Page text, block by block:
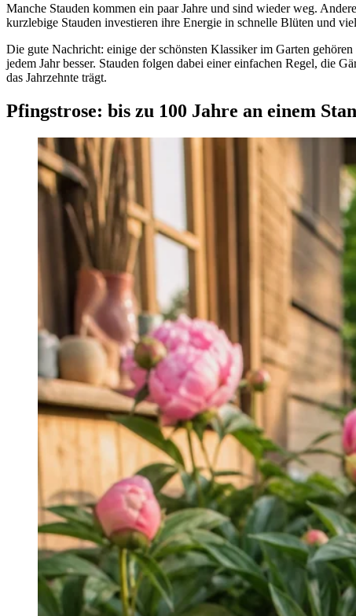
Manche Stauden kommen ein paar Jahre und sind wieder weg.
kurzlebige Stauden investieren ihre Energie in schnelle Blüten und
Die gute Nachricht: einige der schönsten Klassiker im Garten gehören
jedem Jahr besser. Stauden folgen dabei einer einfachen Regel, die
das Jahrzehnte trägt.
Pfingstrose: bis zu 100 Jahre an einem